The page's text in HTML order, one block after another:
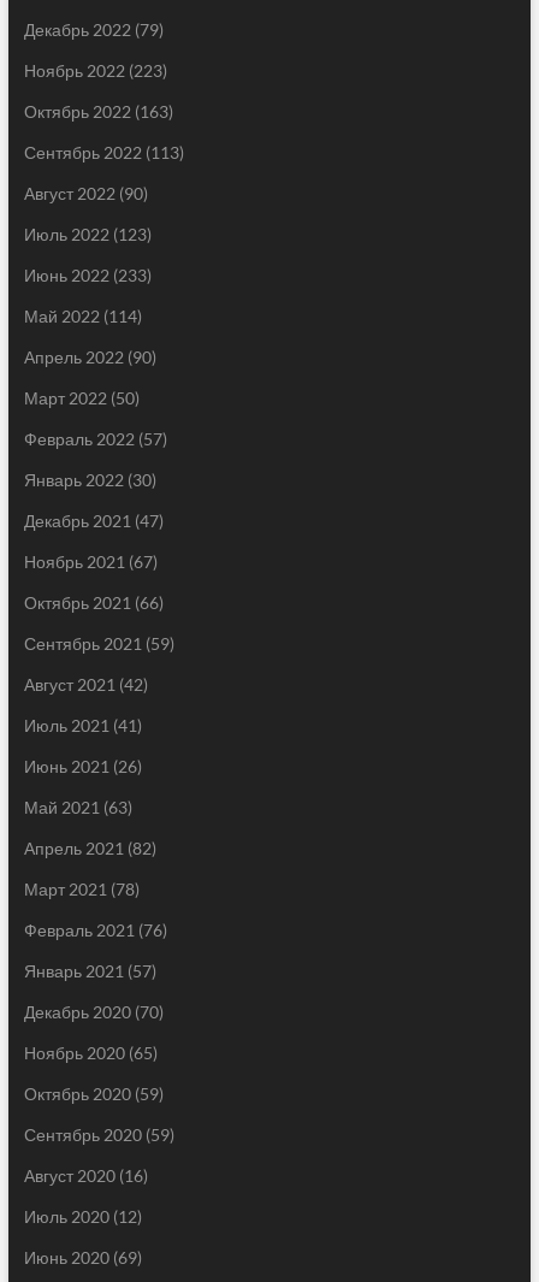
Декабрь 2022 (79)
Ноябрь 2022 (223)
Октябрь 2022 (163)
Сентябрь 2022 (113)
Август 2022 (90)
Июль 2022 (123)
Июнь 2022 (233)
Май 2022 (114)
Апрель 2022 (90)
Март 2022 (50)
Февраль 2022 (57)
Январь 2022 (30)
Декабрь 2021 (47)
Ноябрь 2021 (67)
Октябрь 2021 (66)
Сентябрь 2021 (59)
Август 2021 (42)
Июль 2021 (41)
Июнь 2021 (26)
Май 2021 (63)
Апрель 2021 (82)
Март 2021 (78)
Февраль 2021 (76)
Январь 2021 (57)
Декабрь 2020(70)
Ноябрь 2020(65)
Октябрь 2020(59)
Сентябрь 2020(59)
Август 2020(16)
Июль 2020(12)
Июнь 2020(69)